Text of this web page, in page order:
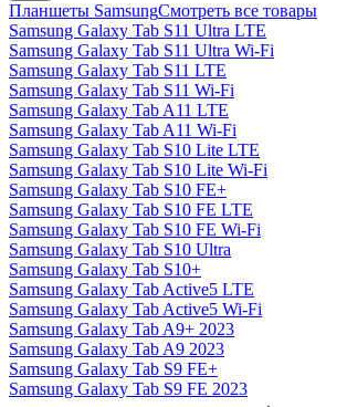
Планшеты SamsungСмотреть все товары
Samsung Galaxy Tab S11 Ultra LTE
Samsung Galaxy Tab S11 Ultra Wi-Fi
Samsung Galaxy Tab S11 LTE
Samsung Galaxy Tab S11 Wi-Fi
Samsung Galaxy Tab A11 LTE
Samsung Galaxy Tab A11 Wi-Fi
Samsung Galaxy Tab S10 Lite LTE
Samsung Galaxy Tab S10 Lite Wi-Fi
Samsung Galaxy Tab S10 FE+
Samsung Galaxy Tab S10 FE LTE
Samsung Galaxy Tab S10 FE Wi-Fi
Samsung Galaxy Tab S10 Ultra
Samsung Galaxy Tab S10+
Samsung Galaxy Tab Active5 LTE
Samsung Galaxy Tab Active5 Wi-Fi
Samsung Galaxy Tab A9+ 2023
Samsung Galaxy Tab A9 2023
Samsung Galaxy Tab S9 FE+
Samsung Galaxy Tab S9 FE 2023